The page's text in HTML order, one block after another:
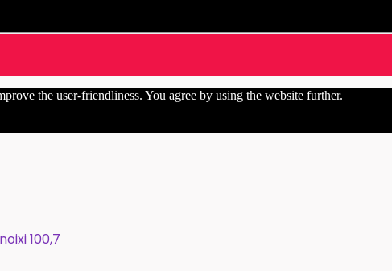
the user-friendliness. You agree by using the website further.
100,7